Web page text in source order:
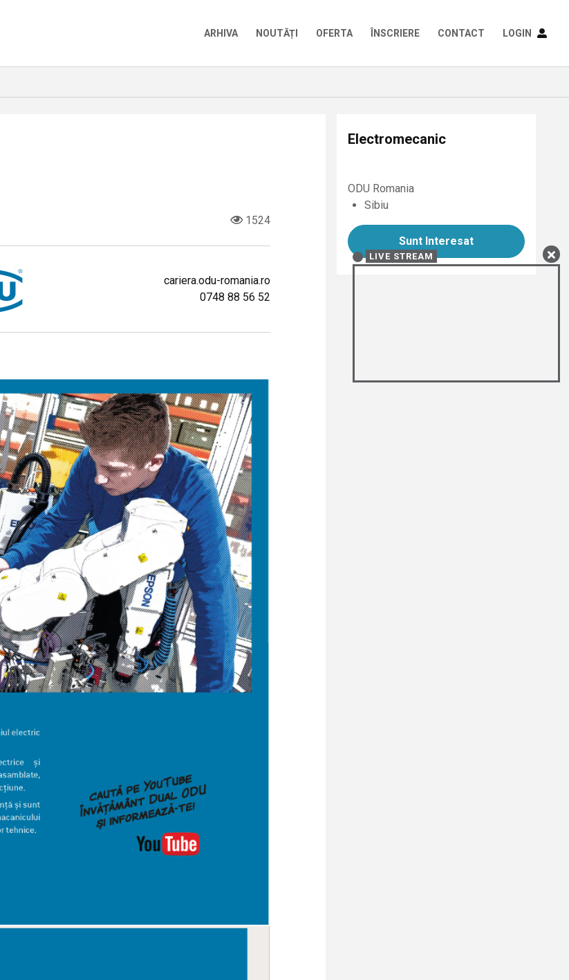
ARHIVA NOUTĂȚI OFERTA ÎNSCRIERE CONTACT LOGIN
1524
cariera.odu-romania.ro
0748 88 56 52
Electromecanic
ODU Romania
Sibiu
Sunt Interesat
LIVE STREAM